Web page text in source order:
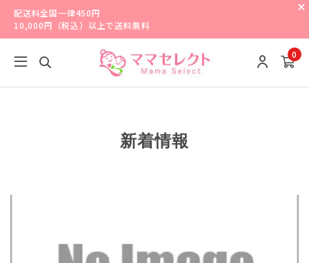
配送料全国一律450円
10,000円（税込）以上で送料無料
0
新着情報